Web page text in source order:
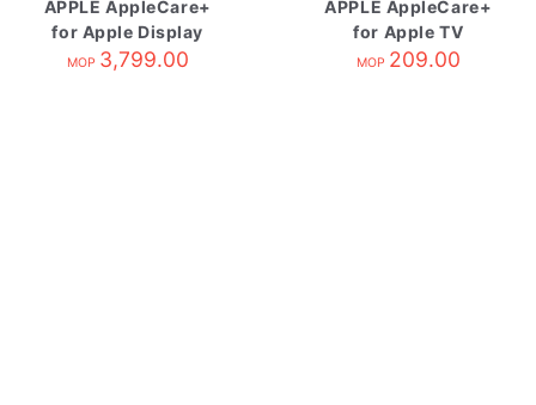
APPLE AppleCare+
for Apple Display
MOP 3,799.00
APPLE AppleCare+
for Apple TV
MOP 209.00